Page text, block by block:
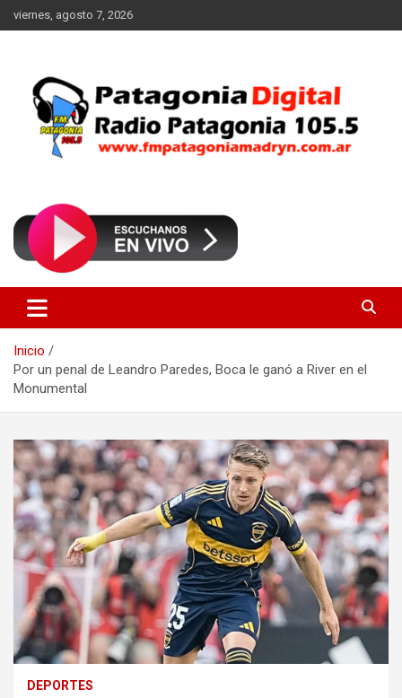
Saltar
al
viernes, agosto 7, 2026
FM Patagonia Madryn
Inicio
Por un penal de Leandro Paredes, Boca le ganó a River en el
Monumental
DEPORTES